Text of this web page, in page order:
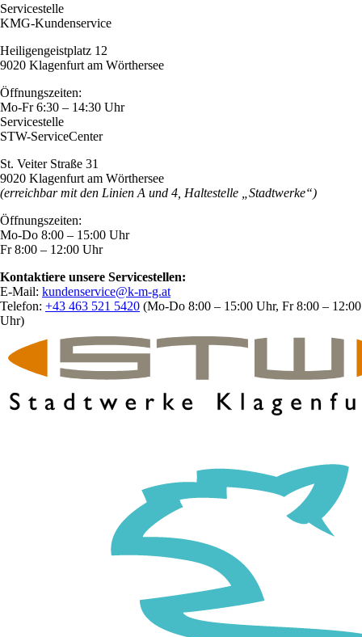
Servicestelle
KMG-Kundenservice
Heiligengeistplatz 12
9020 Klagenfurt am Wörthersee
Öffnungszeiten:
Mo-Fr 6:30 – 14:30 Uhr
Servicestelle
STW-ServiceCenter
St. Veiter Straße 31
9020 Klagenfurt am Wörthersee
(erreichbar mit den Linien A und 4, Haltestelle „Stadtwerke“)
Öffnungszeiten:
Mo-Do 8:00 – 15:00 Uhr
Fr 8:00 – 12:00 Uhr
Kontaktiere unsere Servicestellen:
E-Mail: kundenservice@k-m-g.at
Telefon: +43 463 521 5420 (Mo-Do 8:00 – 15:00 Uhr, Fr 8:00 – 12:00
Uhr)